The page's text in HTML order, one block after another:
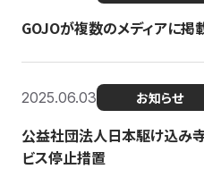
GOJOが複数のメディアに掲
2025.06.03 お知らせ
公益社団法人日本駆け込み
ビス停止措置